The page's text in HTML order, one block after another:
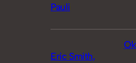
Pauli
Eric Smith,